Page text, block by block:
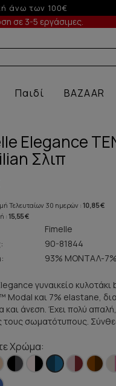
άνω των 50€
σε 3-5 εργάσιμες.
Παιδί BAZAAR
Elegance
Σλιπ
Τελευταίων 30 ημερών : 10,85 €
: 15,55 €
Fimelle
90-81844
93% ΜΟΝΤΑΛ-
γυναικείο
Modal και 7% elastane,
και άνεση. Έχει πολύ
τους σωματότυπους.
Χρώμα: